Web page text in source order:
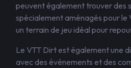
peuvent également trouver des
spécialement aménagés pour le
un terrain de jeu idéal pour
Le VTT Dirt est également une
avec des événements et des